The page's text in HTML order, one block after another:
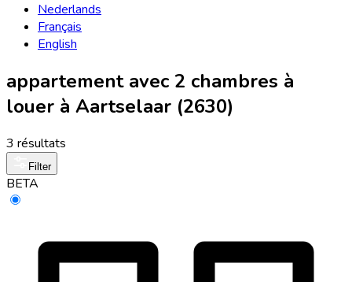
Nederlands
Français
English
appartement avec 2 chambres à
louer à Aartselaar (2630)
3 résultats
Filter
BETA